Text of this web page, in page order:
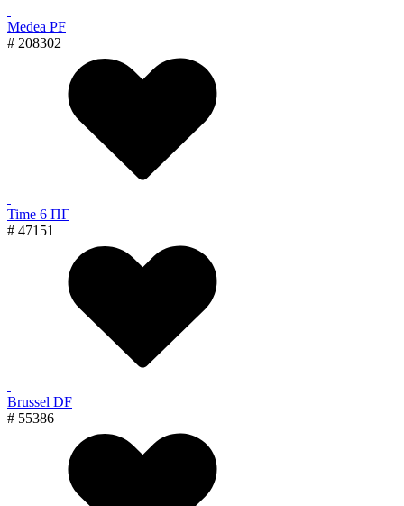
Medea PF
# 208302
Time 6 ПГ
# 47151
Brussel DF
# 55386